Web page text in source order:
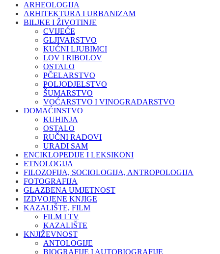
ARHEOLOGIJA
ARHITEKTURA I URBANIZAM
BILJKE I ŽIVOTINJE
CVIJEĆE
GLJIVARSTVO
KUĆNI LJUBIMCI
LOV I RIBOLOV
OSTALO
PČELARSTVO
POLJODJELSTVO
ŠUMARSTVO
VOĆARSTVO I VINOGRADARSTVO
DOMAĆINSTVO
KUHINJA
OSTALO
RUČNI RADOVI
URADI SAM
ENCIKLOPEDIJE I LEKSIKONI
ETNOLOGIJA
FILOZOFIJA, SOCIOLOGIJA, ANTROPOLOGIJA
FOTOGRAFIJA
GLAZBENA UMJETNOST
IZDVOJENE KNJIGE
KAZALIŠTE, FILM
FILM I TV
KAZALIŠTE
KNJIŽEVNOST
ANTOLOGIJE
BIOGRAFIJE I AUTOBIOGRAFIJE